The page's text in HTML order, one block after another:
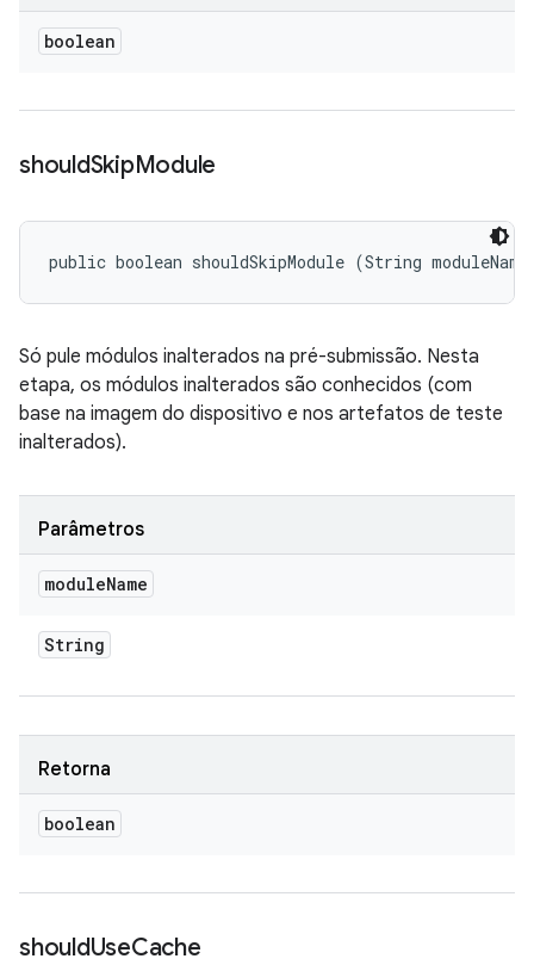
boolean
shouldSkipModule
public boolean shouldSkipModule (String
Só pule módulos inalterados na pré-submissão. Nesta
etapa, os módulos inalterados são conhecidos (com
base na imagem do dispositivo e nos artefatos de teste
inalterados).
Parâmetros
moduleName
String
Retorna
boolean
shouldUseCache